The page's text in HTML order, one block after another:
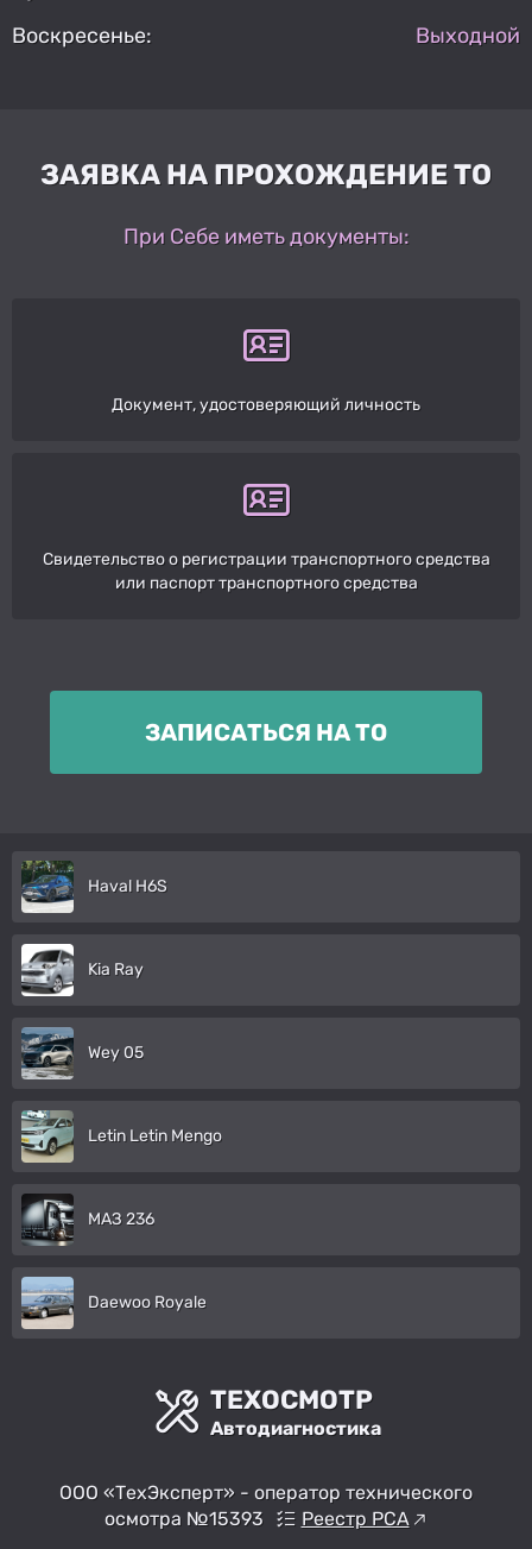
Воскресенье:
Выходной
ЗАЯВКА НА ПРОХОЖДЕНИЕ ТО
При Себе иметь документы:
Документ, удостоверяющий личность
Свидетельство о регистрации транспортного средства
или паспорт транспортного средства
ЗАПИСАТЬСЯ НА ТО
Haval H6S
Kia Ray
Wey 05
Letin Letin Mengo
МАЗ 236
Daewoo Royale
ТЕХОСМОТР
Автодиагностика
ООО «ТехЭксперт» - оператор технического
осмотра №15393
Реестр РСА